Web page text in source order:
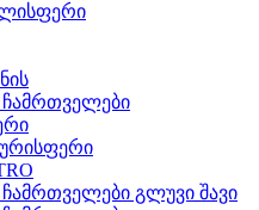
გლუვი შავი